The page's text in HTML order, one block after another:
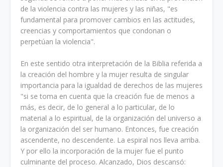
de la violencia contra las mujeres y las niñas, "es
fundamental para promover cambios en las actitudes,
creencias y comportamientos que condonan o
perpetúan la violencia".
En este sentido otra interpretación de la Biblia referida a
la creación del hombre y la mujer resulta de singular
importancia para la igualdad de derechos de las mujeres
"si se toma en cuenta que la creación fue de menos a
más, es decir, de lo general a lo particular, de lo
material a lo espiritual, de la organización del universo a
la organización del ser humano. Entonces, fue creación
ascendente, no descendente. La espiral nos lleva arriba.
Y por ello la incorporación de la mujer fue el punto
culminante del proceso. Alcanzado, Dios descansó: